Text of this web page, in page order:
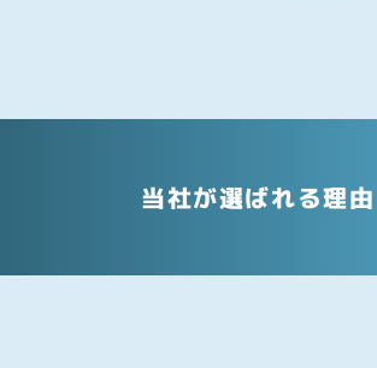
当社が選ばれる理由